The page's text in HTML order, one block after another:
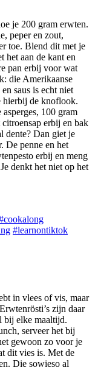
je 200 gram erwten.
peper en zout,
toe. Blend dit met je
het aan de kant en
pan erbij voor wat
die Amerikaanse
saus is echt niet
hierbij de knoflook.
100 gram
erbij en bak
dente? Dan giet je
De penne en het
erbij en meng
denkt het niet op het
#learnontiktok
in vlees of vis, maar
zijn daar
bij elke maaltijd.
serveer het bij
gewoon zo voor je
dit vies is. Met de
Die sowieso al